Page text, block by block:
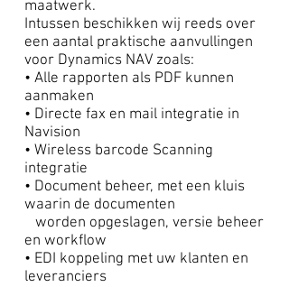
maatwerk.
Intussen beschikken wij reeds over
een aantal praktische aanvullingen
voor Dynamics NAV zoals:
• Alle rapporten als PDF kunnen
aanmaken
• Directe fax en mail integratie in
Navision
• Wireless barcode Scanning
integratie
• Document beheer, met een kluis
waarin de documenten
worden opgeslagen, versie beheer
en workflow
• EDI koppeling met uw klanten en
leveranciers